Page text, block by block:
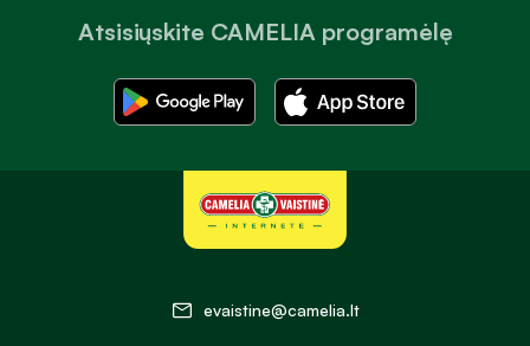
Atsisiųskite CAMELIA programėlę
evaistine@camelia.lt